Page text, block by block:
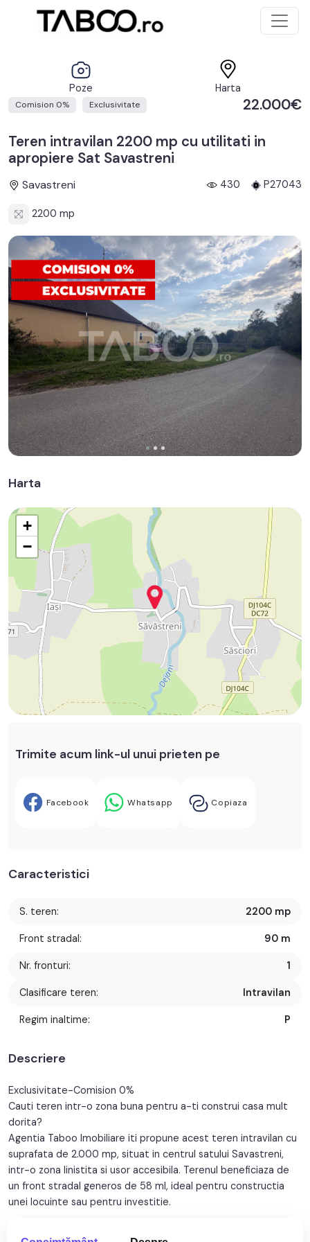
Poze Harta
Comision 0% Exclusivitate 22.000€
Teren intravilan 2200 mp cu utilitati in
apropiere Sat Savastreni
Savastreni 430 P27043
2200 mp
Harta
+
−
Trimite acum link-ul unui prieten pe
Facebook Whatsapp Copiaza
Caracteristici
S. teren: 2200 mp
Front stradal: 90 m
Nr. fronturi: 1
Clasificare teren: Intravilan
Regim inaltime: P
Descriere
Exclusivitate-Comision 0%
Cauti teren intr-o zona buna pentru a-ti construi casa mult
dorita?
Agentia Taboo Imobiliare iti propune acest teren intravilan cu
suprafata de 2.000 mp, situat in centrul satului Savastreni,
intr-o zona linistita si usor accesibila. Terenul beneficiaza de
un front stradal generos de 58 ml, ideal pentru constructia
unei locuinte sau pentru investitie.